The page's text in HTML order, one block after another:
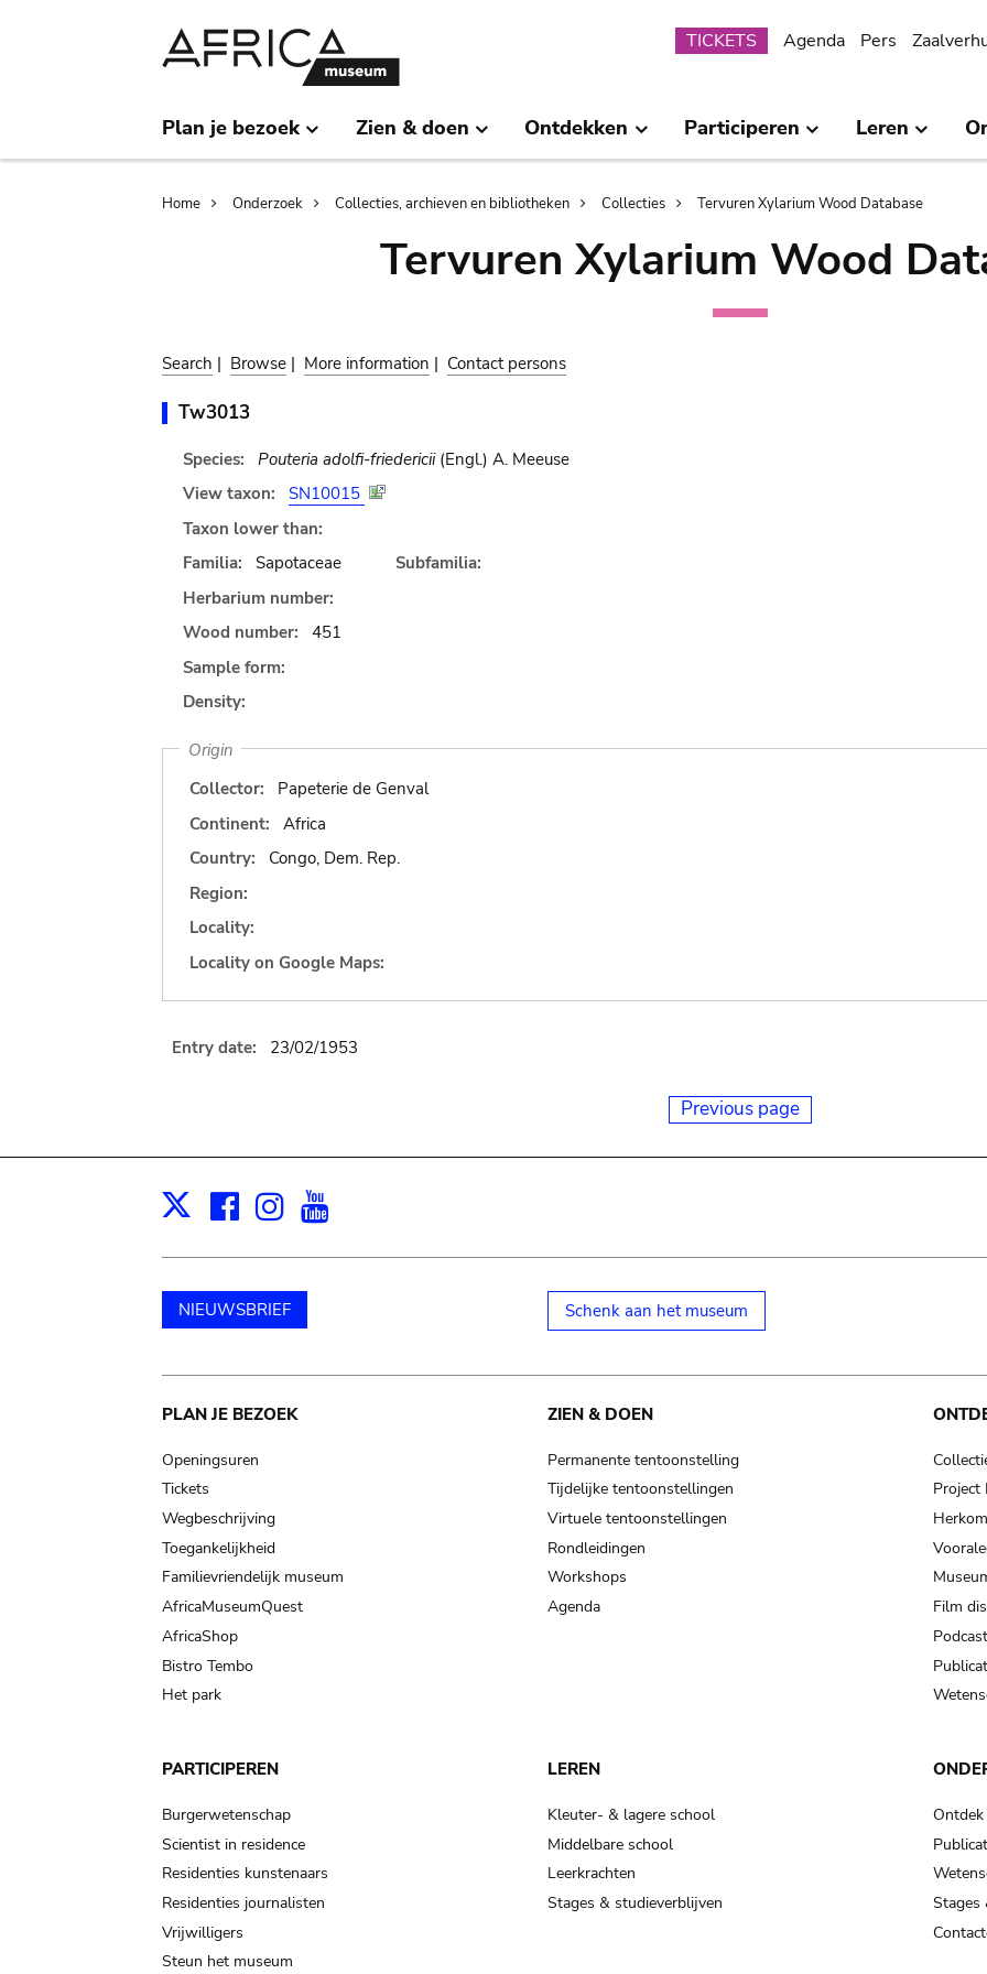
Submenu
TICKETS Agenda Pers
Plan je bezoek Zien & doen Ontdekken Participeren Leren
Breadcrumb
Home Onderzoek Collecties, archieven en bibliotheken Collecties Tervuren Xylarium Wood Database
Tervuren Xylarium Wood
Search | Browse | More information | Contact persons
Tw3013
Species: Pouteria adolfi-friedericii(Engl.) A. Meeuse
View taxon:
SN10015
Taxon lower than:
Familia:
Sapotaceae
Subfamilia:
Herbarium number:
Wood number:
451
Sample form:
Density:
Origin
Collector:
Papeterie de Genval
Continent:
Africa
Country:
Congo, Dem. Rep.
Region:
Locality:
Locality on Google Maps:
Entry date: 23/02/1953
Previous page
X Facebook
Instagram
NIEUWSBRIEF Schenk aan het museum
Main
navigation
PLAN JE BEZOEK
Openingsuren
Tickets
Wegbeschrijving
Toegankelijkheid
Familievriendelijk museum
AfricaMuseumQuest
AfricaShop
Bistro Tembo
Het park
ZIEN & DOEN
Permanente tentoonstelling
Tijdelijke tentoonstellingen
Virtuele tentoonstellingen
Rondleidingen
Workshops
Agenda
Project
Film
PARTICIPEREN
Burgerwetenschap
Scientist in residence
Residenties kunstenaars
Residenties journalisten
Vrijwilligers
Steun het museum
LEREN
Kleuter- & lagere school
Middelbare school
Leerkrachten
Stages & studieverblijven
Stages